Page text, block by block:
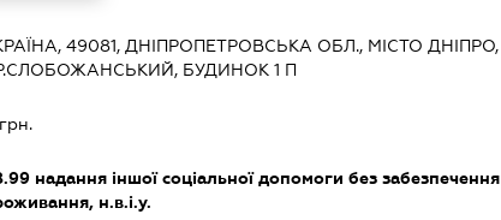
49081, ДНІПРОПЕТРОВСЬКА ОБЛ., МІСТО ДНІПРО,
БУДИНОК 1 П
надання іншої соціальної допомоги без забезпечення
н.в.і.у.